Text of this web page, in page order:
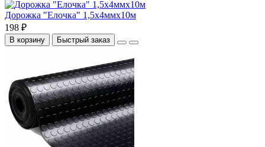
Дорожка "Елочка" 1,5х4ммх10м
198 ₽
В корзину Быстрый заказ